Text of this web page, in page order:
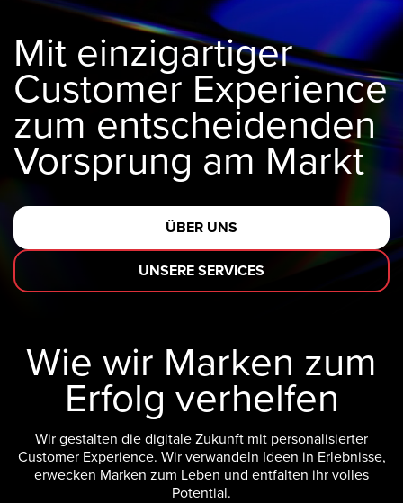
Mit einzigartiger
Customer Experience
zum entscheidenden
Vorsprung am Markt
ÜBER UNS
UNSERE SERVICES
Wie wir Marken zum
Erfolg verhelfen
Wir gestalten die digitale Zukunft mit personalisierter
Customer Experience. Wir verwandeln Ideen in Erlebnisse,
erwecken Marken zum Leben und entfalten ihr volles
Potential.